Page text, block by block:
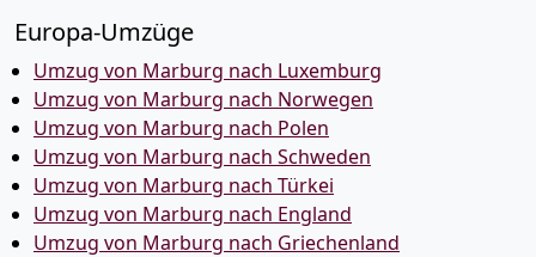
Europa-Umzüge
Umzug von Marburg nach Luxemburg
Umzug von Marburg nach Norwegen
Umzug von Marburg nach Polen
Umzug von Marburg nach Schweden
Umzug von Marburg nach Türkei
Umzug von Marburg nach England
Umzug von Marburg nach Griechenland